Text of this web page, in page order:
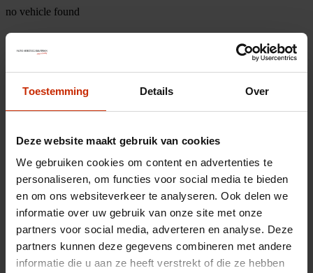
Toestemming Details Over
Deze website maakt gebruik van cookies
We gebruiken cookies om content en advertenties te
personaliseren, om functies voor social media te bieden
en om ons websiteverkeer te analyseren. Ook delen we
informatie over uw gebruik van onze site met onze
partners voor social media, adverteren en analyse. Deze
partners kunnen deze gegevens combineren met andere
informatie die u aan ze heeft verstrekt of die ze hebben
no vehicle found